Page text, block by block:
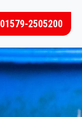
01579-2505200